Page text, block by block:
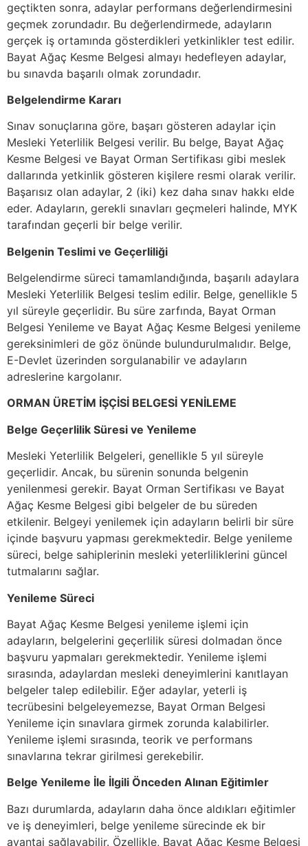
geçtikten sonra, adaylar performans değerlendirmesini
geçmek zorundadır. Bu değerlendirmede, adayların
gerçek iş ortamında gösterdikleri yetkinlikler test edilir.
Bayat Ağaç Kesme Belgesi almayı hedefleyen adaylar,
bu sınavda başarılı olmak zorundadır.
Belgelendirme Kararı
Sınav sonuçlarına göre, başarı gösteren adaylar için
Mesleki Yeterlilik Belgesi verilir. Bu belge, Bayat Ağaç
Kesme Belgesi ve Bayat Orman Sertifikası gibi meslek
dallarında yetkinlik gösteren kişilere resmi olarak verilir.
Başarısız olan adaylar, 2 (iki) kez daha sınav hakkı elde
eder. Adayların, gerekli sınavları geçmeleri halinde, MYK
tarafından geçerli bir belge verilir.
Belgenin Teslimi ve Geçerliliği
Belgelendirme süreci tamamlandığında, başarılı adaylara
Mesleki Yeterlilik Belgesi teslim edilir. Belge, genellikle 5
yıl süreyle geçerlidir. Bu süre zarfında, Bayat Orman
Belgesi Yenileme ve Bayat Ağaç Kesme Belgesi yenileme
gereksinimleri de göz önünde bulundurulmalıdır. Belge,
E-Devlet üzerinden sorgulanabilir ve adayların
adreslerine kargolanır.
ORMAN ÜRETİM İŞÇİSİ BELGESİ YENİLEME
Belge Geçerlilik Süresi ve Yenileme
Mesleki Yeterlilik Belgeleri, genellikle 5 yıl süreyle
geçerlidir. Ancak, bu sürenin sonunda belgenin
yenilenmesi gerekir. Bayat Orman Sertifikası ve Bayat
Ağaç Kesme Belgesi gibi belgeler de bu süreden
etkilenir. Belgeyi yenilemek için adayların belirli bir süre
içinde başvuru yapması gerekmektedir. Belge yenileme
süreci, belge sahiplerinin mesleki yeterliliklerini güncel
tutmalarını sağlar.
Yenileme Süreci
Bayat Ağaç Kesme Belgesi yenileme işlemi için
adayların, belgelerini geçerlilik süresi dolmadan önce
başvuru yapmaları gerekmektedir. Yenileme işlemi
sırasında, adaylardan mesleki deneyimlerini kanıtlayan
belgeler talep edilebilir. Eğer adaylar, yeterli iş
tecrübesini belgeleyemezse, Bayat Orman Belgesi
Yenileme için sınavlara girmek zorunda kalabilirler.
Yenileme işlemi sırasında, teorik ve performans
sınavlarına tekrar girilmesi gerekebilir.
Belge Yenileme İle İlgili Önceden Alınan Eğitimler
Bazı durumlarda, adayların daha önce aldıkları eğitimler
ve iş deneyimleri, belge yenileme sürecinde ek bir
avantaj sağlayabilir. Özellikle, Bayat Ağaç Kesme Belgesi